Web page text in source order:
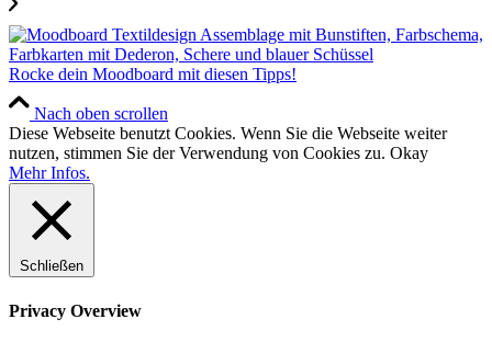
Rocke dein Moodboard mit diesen Tipps!
Nach oben scrollen
Diese Webseite benutzt Cookies. Wenn Sie die Webseite weiter
nutzen, stimmen Sie der Verwendung von Cookies zu. Okay
Mehr Infos.
Schließen
Privacy Overview